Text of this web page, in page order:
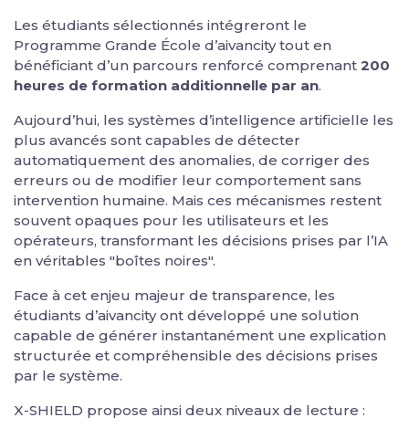
Les étudiants sélectionnés intégreront le
Programme Grande École d’aivancity tout en
bénéficiant d’un parcours renforcé comprenant 200
heures de formation additionnelle par an.
Aujourd’hui, les systèmes d’intelligence artificielle les
plus avancés sont capables de détecter
automatiquement des anomalies, de corriger des
erreurs ou de modifier leur comportement sans
intervention humaine. Mais ces mécanismes restent
souvent opaques pour les utilisateurs et les
opérateurs, transformant les décisions prises par l’IA
en véritables "boîtes noires".
Face à cet enjeu majeur de transparence, les
étudiants d’aivancity ont développé une solution
capable de générer instantanément une explication
structurée et compréhensible des décisions prises
par le système.
X-SHIELD propose ainsi deux niveaux de lecture :